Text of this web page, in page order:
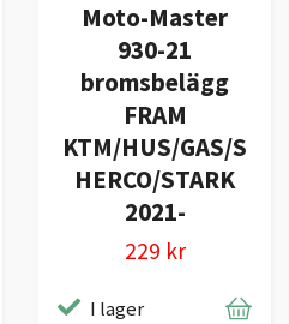
Moto-Master
930-21
bromsbelägg
FRAM
KTM/HUS/GAS/S
HERCO/STARK
2021-
229 kr
I lager